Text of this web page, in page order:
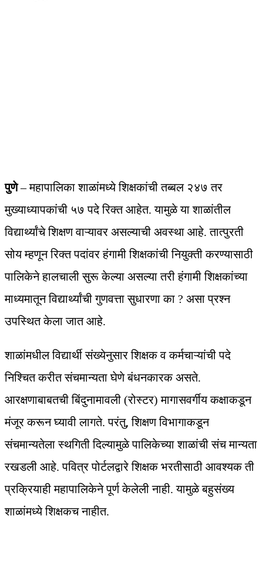
पुणे– महापालिका शाळांमध्ये शिक्षकांची तब्बल २४७ तर
मुख्याध्यापकांची ५७ पदे रिक्त आहेत. यामुळे या शाळांतील
विद्यार्थ्यांचे शिक्षण वाऱ्यावर असल्याची अवस्था आहे. तात्पुरती
सोय म्हणून रिक्त पदांवर हंगामी शिक्षकांची नियुक्ती करण्यासाठी
पालिकेने हालचाली सुरू केल्या असल्या तरी हंगामी शिक्षकांच्या
माध्यमातून विद्यार्थ्यांची गुणवत्ता सुधारणा का ? असा प्रश्न
उपस्थित केला जात आहे.
शाळांमधील विद्यार्थी संख्येनुसार शिक्षक व कर्मचाऱ्यांची पदे
निश्चित करीत संचमान्यता घेणे बंधनकारक असते.
आरक्षणाबाबतची बिंदुनामावली (रोस्टर) मागासवर्गीय कक्षाकडून
मंजूर करून घ्यावी लागते. परंतु, शिक्षण विभागाकडून
संचमान्यतेला स्थगिती दिल्यामुळे पालिकेच्या शाळांची संच मान्यता
रखडली आहे. पवित्र पोर्टलद्वारे शिक्षक भरतीसाठी आवश्यक ती
प्रक्रियाही महापालिकेने पूर्ण केलेली नाही. यामुळे बहुसंख्य
शाळांमध्ये शिक्षकच नाहीत.